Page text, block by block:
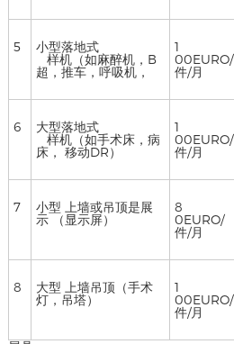
5
小型落地式
样机（如麻醉机，B
超，推车，呼吸机，
1
00EURO/
件/月
6
大型落地式
样机（如手术床，病
床， 移动DR）
1
00EURO/
件/月
7
小型 上墙或吊顶是展
示 （显示屏）
8
0EURO/
件/月
8
大型 上墙吊顶（手术
灯，吊塔）
1
00EURO/
件/月